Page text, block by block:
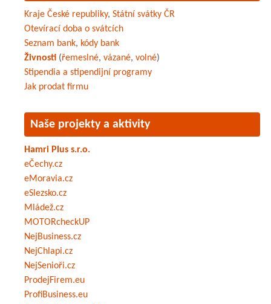
Kraje České republiky, Státní svátky ČR
Otevírací doba o svátcích
Seznam bank, kódy bank
Živnosti (řemeslné, vázané, volné)
Stipendia a stipendijní programy
Jak prodat firmu
Naše projekty a aktivity
Hamri Plus s.r.o.
eČechy.cz
eMoravia.cz
eSlezsko.cz
Mládež.cz
MOTORcheckUP
NejBusiness.cz
NejChlapi.cz
NejSenioři.cz
ProdejFirem.eu
ProfiBusiness.eu